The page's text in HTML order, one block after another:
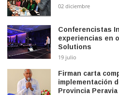
02 diciembre
Conferencistas
experiencias en
Solutions
19 julio
Firman carta
implementación
Provincia Peravia